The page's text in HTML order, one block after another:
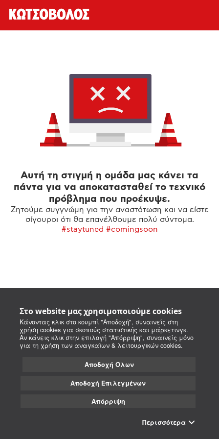
Στο website μας χρησιμοποιούμε cookies
Κάνοντας κλικ στο κουμπί "Αποδοχή", συναινείς στη
χρήση cookies για σκοπούς στατιστικής και μάρκετινγκ.
Αν κάνεις κλικ στην επιλογή "Απόρριψη", συναινείς μόνο
για τη χρήση των αναγκαίων & λειτουργικών cookies.
Αποδοχή Όλων
Αποδοχή Επιλεγμένων
Απόρριψη
Περισσότερα
Αυτή τη στιγμή η ομάδα μας κάνει τα
πάντα για να αποκατασταθεί το τεχνικό
πρόβλημα που προέκυψε.
Ζητούμε συγγνώμη για την αναστάτωση και να είστε
σίγουροι ότι θα επανέλθουμε πολύ σύντομα.
#staytuned #comingsoon